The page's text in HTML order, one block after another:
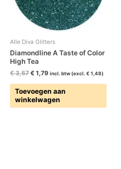
Alle Diva Glitters
Diamondline A Taste of Color
High Tea
€3,57 € 1,79 incl. btw (excl. € 1,48)
Toevoegen aan
winkelwagen